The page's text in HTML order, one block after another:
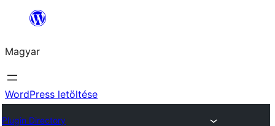
Ugrás
tartalomhoz
Magyar
WordPress letöltése
Plugin Directory